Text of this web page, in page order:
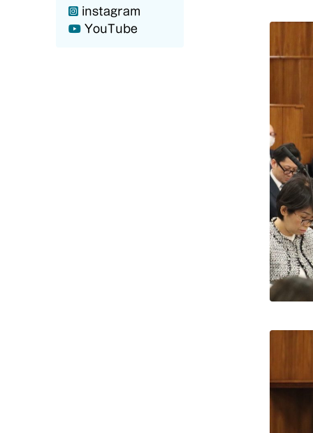
instagram
YouTube